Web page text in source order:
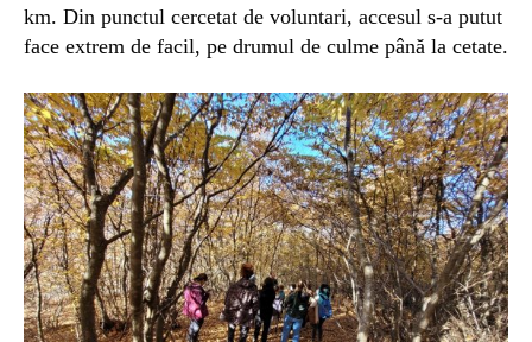
km. Din punctul cercetat de voluntari, accesul s-a putut
face extrem de facil, pe drumul de culme până la cetate.